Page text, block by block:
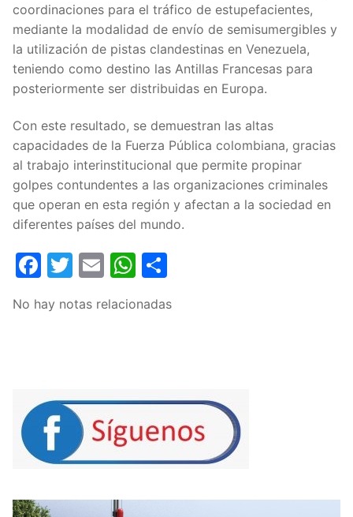
coordinaciones para el tráfico de estupefacientes,
mediante la modalidad de envío de semisumergibles y
la utilización de pistas clandestinas en Venezuela,
teniendo como destino las Antillas Francesas para
posteriormente ser distribuidas en Europa.
Con este resultado, se demuestran las altas
capacidades de la Fuerza Pública colombiana, gracias
al trabajo interinstitucional que permite propinar
golpes contundentes a las organizaciones criminales
que operan en esta región y afectan a la sociedad en
diferentes países del mundo.
Facebook
Twitter
EmailWhatsApp
No hay notas relacionadas